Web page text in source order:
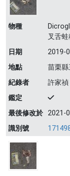
物種
叉舌蛙
日期
2019-
地點
苗栗
紀錄者
許家禎
鑑定
最後修改於 2021-
識別號